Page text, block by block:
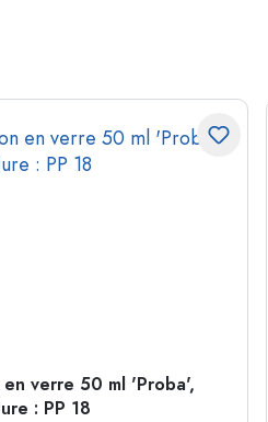
en verre 50 ml 'Proba',
: PP 18